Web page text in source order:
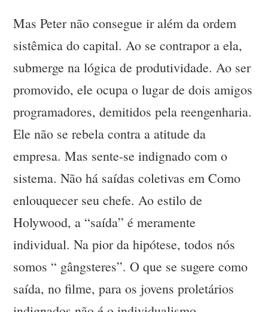
Mas Peter não consegue ir além da ordem
sistêmica do capital. Ao se contrapor a ela,
submerge na lógica de produtividade. Ao ser
promovido, ele ocupa o lugar de dois amigos
programadores, demitidos pela reengenharia.
Ele não se rebela contra a atitude da
empresa. Mas sente-se indignado com o
sistema. Não há saídas coletivas em Como
enlouquecer seu chefe. Ao estilo de
Holywood, a “saída” é meramente
individual. Na pior da hipótese, todos nós
somos “ gângsteres”. O que se sugere como
saída, no filme, para os jovens proletários